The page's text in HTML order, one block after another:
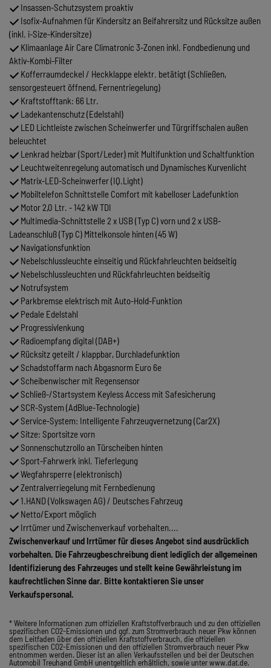
Insassen-Schutzsystem proaktiv
Isofix-Aufnahmen für Kindersitz an Beifahrersitz und Rücksitze außen
(inkl. i-Size-Kindersitze)
Klimaanlage Air Care Climatronic 3-Zonen inkl. Fondbedienung und
Aktiv-Kombi-Filter
Kofferraumdeckel / Heckklappe elektr. betätigt (Schließen,
sensorgesteuert öffnend, Fernentriegelung)
Kraftstofftank: 66 Ltr.
Ladekantenschutz (Edelstahl)
LED Lichtleiste zwischen Scheinwerfer und Türgriffschalen außen
beleuchtet
Lenkrad heizbar (Sport/Leder) mit Multifunktion und Schaltfunktion
Leuchtweitenregelung automatisch und Dynamisches Kurvenlicht
Matrix-LED-Scheinwerfer (IQ.Light)
Mobiltelefon Schnittstelle Comfort mit kabelloser Ladefunktion
Motor 2,0 Ltr. - 142 kW TDI
Multimedia-Schnittstelle 2 x USB (Typ C) vorn und 2 x USB-
Ladeanschluß (Typ C) Mittelkonsole hinten (45 W)
Navigationsfunktion
Nebelschlussleuchte einseitig und Rückfahrleuchten beidseitig
Nebelschlussleuchten und Rückfahrleuchten beidseitig
Notrufsystem
Parkbremse elektrisch mit Auto-Hold-Funktion
Pedale Edelstahl
Progressivlenkung
Radioempfang digital (DAB+)
Rücksitz geteilt / klappbar, Durchladefunktion
Schadstoffarm nach Abgasnorm Euro 6e
Scheibenwischer mit Regensensor
Schließ-/Startsystem Keyless Access mit Safesicherung
SCR-System (AdBlue-Technologie)
Service-System: Intelligente Fahrzeugvernetzung (Car2X)
Sitze: Sportsitze vorn
Sonnenschutzrollo an Türscheiben hinten
Sport-Fahrwerk inkl. Tieferlegung
Wegfahrsperre (elektronisch)
Zentralverriegelung mit Fernbedienung
1.HAND (Volkswagen AG) / Deutsches Fahrzeug
Netto/Export möglich
Irrtümer und Zwischenverkauf vorbehalten....
Zwischenverkauf und Irrtümer für dieses Angebot sind ausdrücklich
vorbehalten. Die Fahrzeugbeschreibung dient lediglich der allgemeinen
Identifizierung des Fahrzeuges und stellt keine Gewährleistung im
kaufrechtlichen Sinne dar. Bitte kontaktieren Sie unser
Verkaufspersonal.
* Weitere Informationen zum offiziellen Kraftstoffverbrauch und zu den offiziellen
spezifischen CO2-Emissionen und ggf. zum Stromverbrauch neuer Pkw können
dem Leitfaden über den offiziellen Kraftstoffverbrauch, die offiziellen
spezifischen CO2-Emissionen und den offiziellen Stromverbrauch neuer Pkw
entnommen werden. Dieser ist an allen Verkaufsstellen und bei der Deutschen
Automobil Treuhand GmbH unentgeltlich erhältlich, sowie unter www.dat.de.